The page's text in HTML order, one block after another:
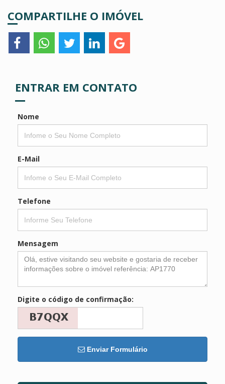
COMPARTILHE O IMÓVEL
ENTRAR EM CONTATO
Nome
E-Mail
Telefone
Mensagem
Digite o código de confirmação:
Enviar Formulário